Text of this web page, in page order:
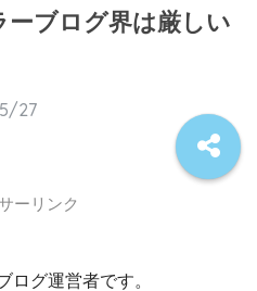
ーブログ界は厳しい
27
ーリンク
ログ運営者です。